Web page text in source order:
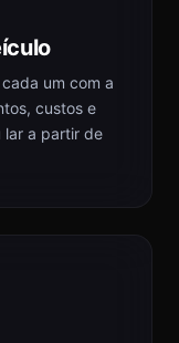
um com a
custos e
lar a partir de